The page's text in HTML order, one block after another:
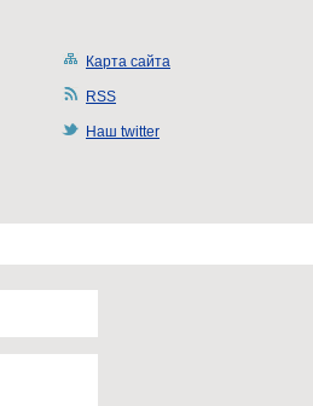
Карта сайта
RSS
Наш twitter